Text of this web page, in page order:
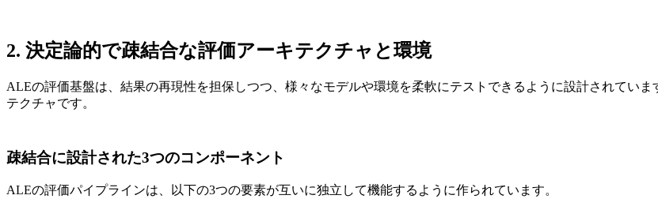
2. 決定論的で疎結合な評価アーキテクチャと環境
ALEの評価基盤は、結果の再現性を担保しつつ、様々なモデルや環境を柔軟にテストできるように設計されてい
テクチャです。
疎結合に設計された3つのコンポーネント
ALEの評価パイプラインは、以下の3つの要素が互いに独立して機能するように作られています。